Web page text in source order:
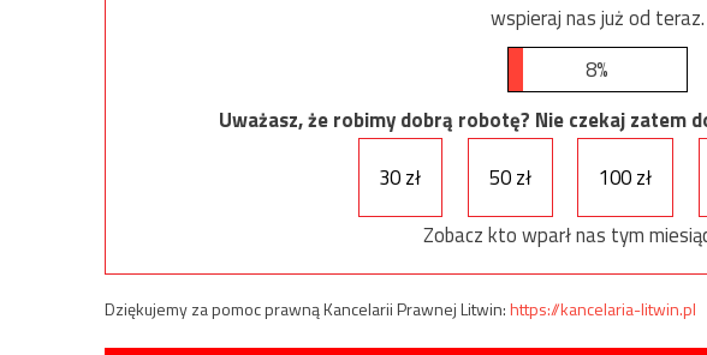
wspieraj nas już od teraz.
8%
Uważasz, że robimy dobrą robotę? Nie czekaj zatem
30 zł
50 zł 100 zł
Zobacz kto wparł nas tym
Dziękujemy za pomoc prawną Kancelarii Prawnej Litwin:https://kancelaria-litwin.pl